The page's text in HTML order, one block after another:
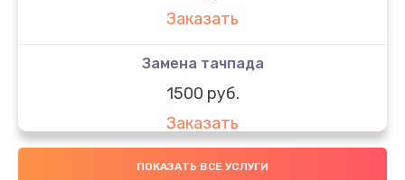
Заказать
Замена тачпада
1500 руб.
Заказать
Замена южного моста
ПОКАЗАТЬ ВСЕ УСЛУГИ